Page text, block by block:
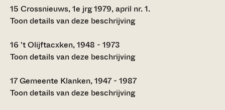
15 Crossnieuws, 1e jrg 1979, april nr. 1.
Toon details van deze beschrijving
16 't Olijftacxken, 1948 - 1973
Toon details van deze beschrijving
17Gemeente Klanken, 1947 - 1987
Toon details van deze beschrijving